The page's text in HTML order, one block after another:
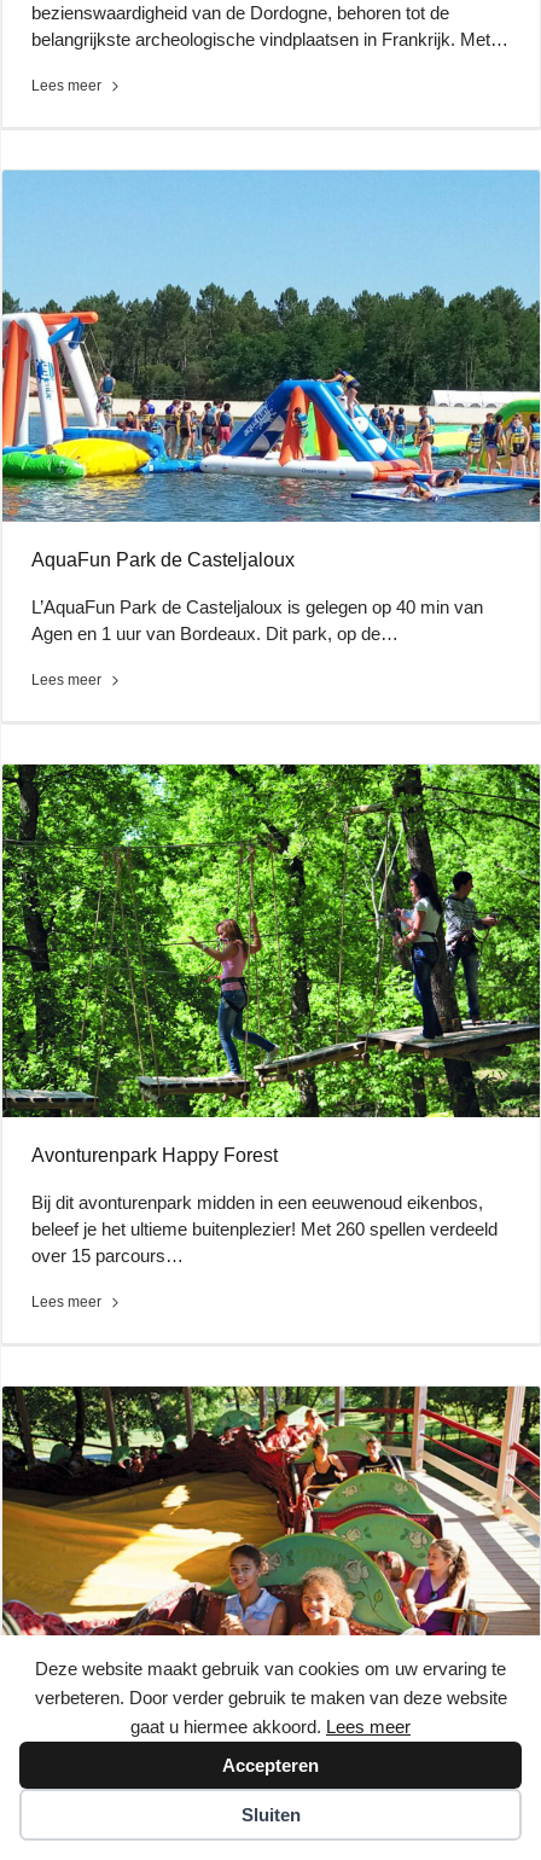
Deze website maakt gebruik van cookies om uw ervaring te
verbeteren. Door verder gebruik te maken van deze website
gaat u hiermee akkoord. Lees meer
Accepteren
Sluiten
bezienswaardigheid van de Dordogne, behoren tot de
belangrijkste archeologische vindplaatsen in Frankrijk. Met…
Lees meer
AquaFun Park de Casteljaloux
L’AquaFun Park de Casteljaloux is gelegen op 40 min van
Agen en 1 uur van Bordeaux. Dit park, op de…
Lees meer
Avonturenpark Happy Forest
Bij dit avonturenpark midden in een eeuwenoud eikenbos,
beleef je het ultieme buitenplezier! Met 260 spellen verdeeld
over 15 parcours…
Lees meer
Parc du Bournat – Een familiedag in het jaar 1900
Bournat is een charmant openluchtmuseum, gelegen in het